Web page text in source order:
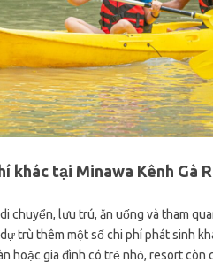
khác tại Minawa Kênh Gà
chuyển, lưu trú, ăn uống và tham
trù thêm một số chi phí phát sinh
hoặc gia đình có trẻ nhỏ, resort